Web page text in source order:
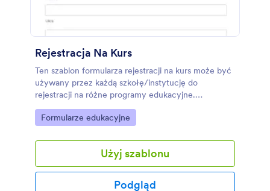
Rejestracja Na Kurs
Ten szablon formularza rejestracji na kurs może być
używany przez każdą szkołę/instytucję do
rejestracji na różne programy edukacyjne.
Formularz zbiera tylko niezbędne podstawowe
informacje o zapisanych, takie jak ich imię i
znalazła się także lista wybieralnych kursów oraz
pole komentarzy, w którym osoby zainteresowane
mogą zadać dodatkowe pytania dotyczące
Go to Category:
Formularze edukacyjne
Użyj szablonu
Podgląd